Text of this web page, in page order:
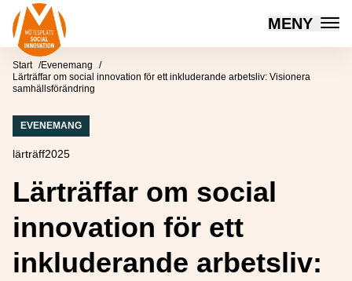
Hoppa till innehåll
Mötesplatsen Social Innovation
MENY
Start
Evenemang
Lärträffar om social innovation för ett inkluderande arbetsliv: Visionera
samhällsförändring
EVENEMANG
lärträff2025
Lärträffar om social
innovation för ett
inkluderande arbetsliv: